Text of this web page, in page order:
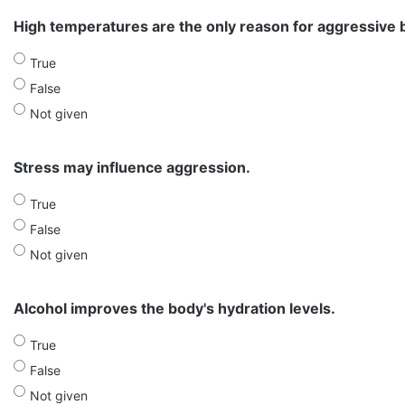
High temperatures are the only reason for aggressive
True
False
Not given
Stress may influence aggression.
True
False
Not given
Alcohol improves the body's hydration levels.
True
False
Not given